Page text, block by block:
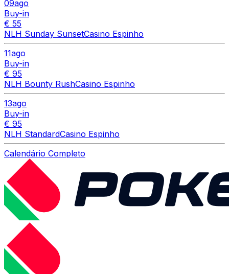
09ago
Buy-in
€ 55
NLH Sunday SunsetCasino Espinho
11ago
Buy-in
€ 95
NLH Bounty RushCasino Espinho
13ago
Buy-in
€ 95
NLH StandardCasino Espinho
Calendário Completo